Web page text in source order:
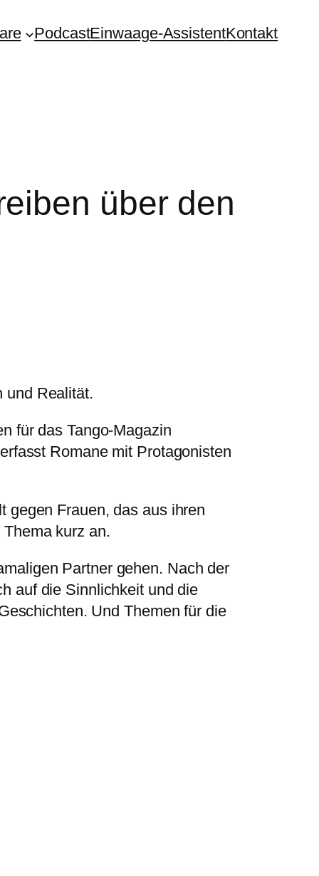
PodcastEinwaage-AssistentKontakt
über den
und Realität.
für das Tango-Magazin
Romane mit Protagonisten
gegen Frauen, das aus ihren
kurz an.
Partner gehen. Nach der
auf die Sinnlichkeit und die
Und Themen für die